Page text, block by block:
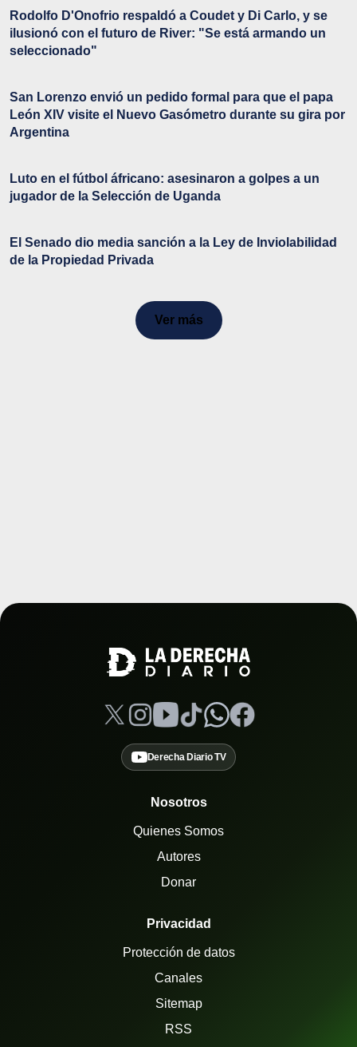
Rodolfo D'Onofrio respaldó a Coudet y Di Carlo, y se
ilusionó con el futuro de River: "Se está armando un
seleccionado"
San Lorenzo envió un pedido formal para que el papa
León XIV visite el Nuevo Gasómetro durante su gira por
Argentina
Luto en el fútbol áfricano: asesinaron a golpes a un
jugador de la Selección de Uganda
El Senado dio media sanción a la Ley de Inviolabilidad
de la Propiedad Privada
Ver más
Derecha Diario TV
Nosotros
Quienes Somos
Autores
Donar
Privacidad
Protección de datos
Canales
Sitemap
RSS